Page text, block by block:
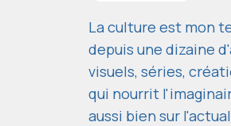
La culture est mon
depuis une dizaine
visuels, séries,
qui nourrit
aussi bien sur